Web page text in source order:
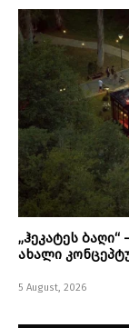
„ჰეკატეს
ახალი
5 August, 2026